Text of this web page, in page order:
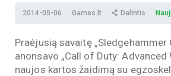
2014-05-06 Games.lt Dalintis
Praėjusią savaitę „Sledgehammer
anonsavo „Call of Duty: Advanced
naujos kartos žaidimą su